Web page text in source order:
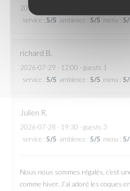
2026-07-29
service : 5/5 ambience : 5/5 menu : 5
richard B
2026-07-29 - 12:00 - guests 1
service : 5/5 ambience : 5/5 menu : 5
Julien R
2026-07-28 - 19:30 - guests 3
service : 5/5 ambience : 5/5 menu : 5
Nous nous sommes régalés, c’est
comme hiver. J’ai adoré les coques